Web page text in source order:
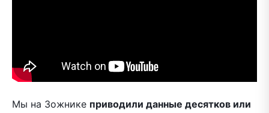
Мы на Зожнике приводили данные десятков или